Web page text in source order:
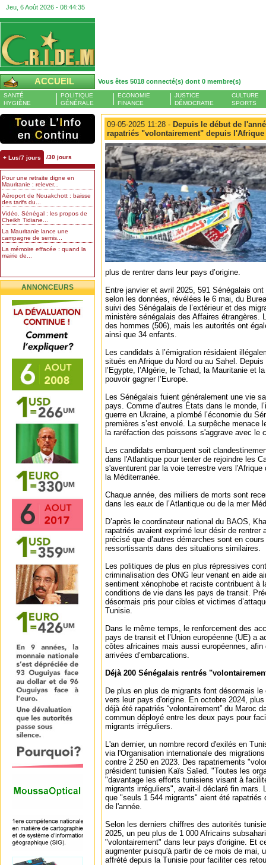
Jeu, 6 Août 2026 - 08:44:35
ACCUEIL Vous êtes 5018 connecté(s) dont 0 membre(s)
SANTÉ
HYGIÈNE
POLITIQUE
GÉNÉRALE
ECONOMIE
FINANCE
JUSTICE
DÉMOCRATIE
CULTURE
SPORTS
+ Lus/7 jours /30 jours
Pour une retraite digne en
Mauritanie : relever...
Aéroport de Nouakchott : baisse
des tarifs du...
Vidéo. Sénégal : les propos de
Cheikh Tidiane...
La Mauritanie lance une
campagne de semis...
La mémoire effacée : quand la
mairie de...
ANNONCEURS
09-05-2025 11:28 - Depuis le début de
rapatriés "volontairement" depuis
plus de rentrer dans leur pays d’origine.
Entre janvier et avril 2025, 591 Sénégalais ont
selon les données, révélées le 6 mai, du
suivi des Sénégalais de l’extérieur et des
ministère sénégalais des Affaires étrangères.
des hommes (506), mais les autorités ont
ainsi que 34 enfants.
Les candidats à l’émigration résidaient
situés en Afrique du Nord ou au Sahel.
l’Egypte, l’Algérie, le Tchad, la Mauritanie et
pouvoir gagner l’Europe.
Les Sénégalais fuient généralement une vie
pays. Comme d’autres États dans le monde,
guerre en Ukraine, a plombé l’économie du
premières s’est envolé. La surpêche menace
la raréfaction des poissons s'aggrave avec le
Les candidats embarquent soit
dans l'Atlantique pour tenter de rejoindre les
s'aventurent par la voie terrestre vers l'Afrique
la Méditerranée.
Chaque année, des milliers de morts sont
dans les eaux de l’Atlantique ou de la mer
D’après le coordinateur national du BAOS,
rapatriés avaient exprimé leur désir de rentrer
précisé que d’autres démarches sont en
ressortissants dans des situations similaires.
Les politiques de plus en plus répressives
criminalisation des ONG leur venant en aide
sentiment xénophobe et raciste contribuent à
conditions de vie dans les pays de transit.
désormais pris pour cibles et victimes
Tunisie.
Dans le même temps, le renforcement des
pays de transit et l’Union européenne (UE) a
côtes africaines mais aussi européennes,
arrivées d’embarcations.
Déjà 200 Sénégalais rentrés
De plus en plus de migrants font désormais
vers leur pays d'origine. En octobre 2024,
déjà été rapatriés “volontairement” du Maroc
commun déployé entre les deux pays pour
migrants irréguliers.
L'an dernier, un nombre record d'exilés en
via l'Organisation internationale des
contre 2 250 en 2023. Des rapatriements
président tunisien Kaïs Saïed. "Toutes les
"davantage les efforts tunisiens visant à
migrants irréguliers", avait-il déclaré fin mars.
que "seuls 1 544 migrants" aient été rapatriés
de l'année.
Selon les derniers chiffres des autorités
2025, un peu plus de 1 000 Africains
"volontairement" dans leur pays d'origine. Et
augmenter puisqu'à partir de ce mois de mai,
affrété depuis la Tunisie pour faciliter ces